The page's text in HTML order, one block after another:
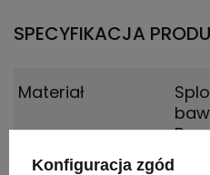
SPECYFIKACJA
Materiał
Konfiguracja zgód